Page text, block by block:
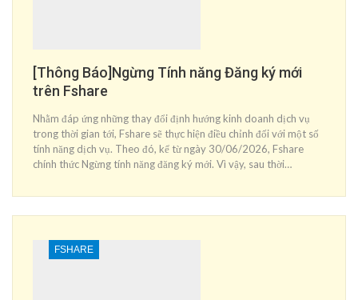
[Thông Báo]Ngừng Tính năng Đăng ký mới
trên Fshare
Nhằm đáp ứng những thay đổi định hướng kinh doanh dịch vụ
trong thời gian tới, Fshare sẽ thực hiện điều chỉnh đối với một số
tính năng dịch vụ. Theo đó, kể từ ngày 30/06/2026, Fshare
chính thức Ngừng tính năng đăng ký mới. Vì vậy, sau thời…
FSHARE